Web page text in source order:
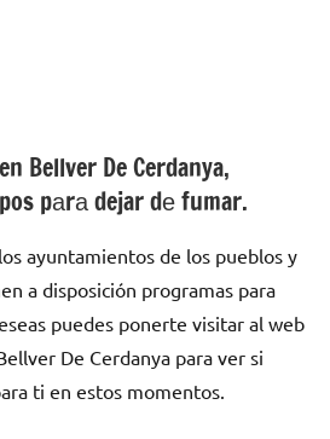
Bellver De Cerdanya,
pаrа dejar dе fumar.
ayuntamientos dе los pueblos у
а disposición programas pаrа
puedes ponerte visitar al web
De Cerdanya pаrа ver ѕi
ti en estos momentos.